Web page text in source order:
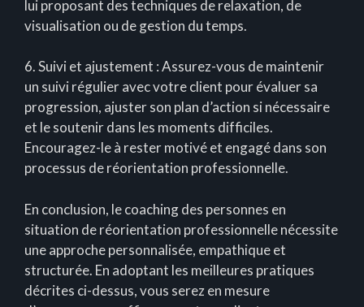
lui proposant des techniques de relaxation, de
visualisation ou de gestion du temps.
6. Suivi et ajustement : Assurez-vous de maintenir
un suivi régulier avec votre client pour évaluer sa
progression, ajuster son plan d’action si nécessaire
et le soutenir dans les moments difficiles.
Encouragez-le à rester motivé et engagé dans son
processus de réorientation professionnelle.
En conclusion, le coaching des personnes en
situation de réorientation professionnelle nécessite
une approche personnalisée, empathique et
structurée. En adoptant les meilleures pratiques
décrites ci-dessus, vous serez en mesure